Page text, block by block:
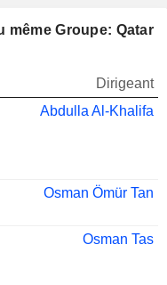
même Groupe: Qatar
Dirigeant
Abdulla Al-Khalifa
Osman Ömür Tan
Osman Tas